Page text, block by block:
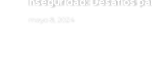
Inseguridad: Desafíos